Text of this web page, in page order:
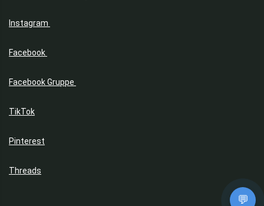
Instagram
Facebook
Facebook Gruppe
TikTok
Pinterest
Threads
💬